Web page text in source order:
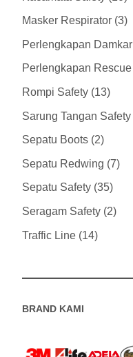
Masker Respirator 3
Perlengkapan Damkar
Perlengkapan Rescue
Rompi Safety 13
Sarung Tangan Safety
Sepatu Boots 2
Sepatu Redwing 7
Sepatu Safety 35
Seragam Safety 2
Traffic Line 14
BRAND KAMI